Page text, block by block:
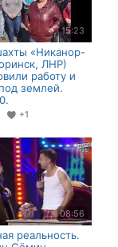
15:23
«Никанор-
ЛНР)
работу и
землей.
+1
08:56
реальность.